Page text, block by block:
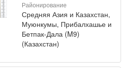
Районирование
Средняя Азия и Казахстан,
Муюнкумы, Прибалхашье и
Бетпак-Дала (M9)
(Казахстан)